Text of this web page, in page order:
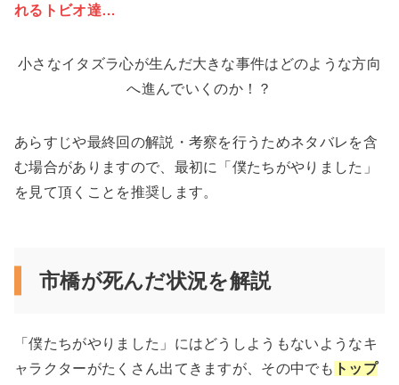
れるトビオ達…
小さなイタズラ心が生んだ大きな事件はどのような方向
へ進んでいくのか！？
あらすじや最終回の解説・考察を行うためネタバレを含
む場合がありますので、最初に「僕たちがやりました」
を見て頂くことを推奨します。
市橋が死んだ状況を解説
「僕たちがやりました」にはどうしようもないようなキ
ャラクターがたくさん出てきますが、その中でも トップ